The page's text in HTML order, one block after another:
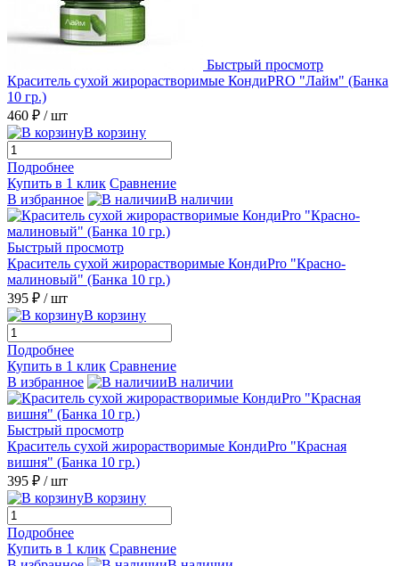
Быстрый просмотр
Краситель сухой жирорастворимые КондиPRO "Лайм" (Банка
10 гр.)
460 ₽ / шт
В корзину
Подробнее
Купить в 1 клик Сравнение
В избранное
В наличии
Быстрый просмотр
Краситель сухой жирорастворимые КондиPro "Красно-
малиновый" (Банка 10 гр.)
395 ₽ / шт
В корзину
Подробнее
Купить в 1 клик Сравнение
В избранное
В наличии
Быстрый просмотр
Краситель сухой жирорастворимые КондиPro "Красная
вишня" (Банка 10 гр.)
395 ₽ / шт
В корзину
Подробнее
Купить в 1 клик Сравнение